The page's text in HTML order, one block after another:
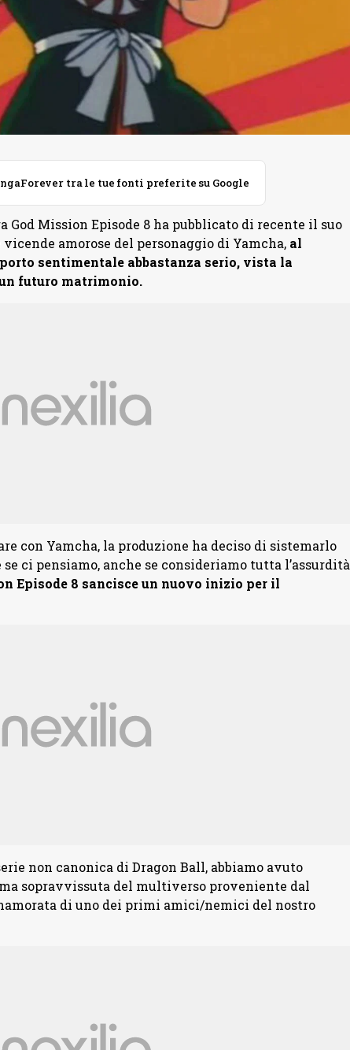
tra le tue fonti preferite su Google
God Mission Episode 8 ha pubblicato di recente il suo
amorose del personaggio di Yamcha, al
sentimentale abbastanza serio, vista la
futuro matrimonio.
con Yamcha, la produzione ha deciso di sistemarlo
ci pensiamo, anche se consideriamo tutta l’assurdità
Episode 8 sancisce un nuovo inizio per il
non canonica di Dragon Ball, abbiamo avuto
sopravvissuta del multiverso proveniente dal
di uno dei primi amici/nemici del nostro